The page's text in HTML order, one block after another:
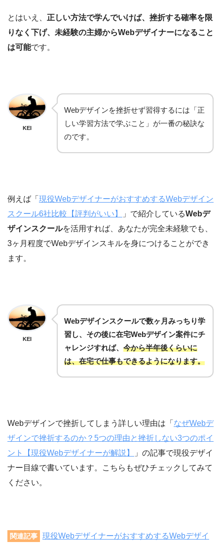
とはいえ、 正しい方法で学んでいけば、挫折する確率を限
りなく下げ、未経験の主婦からWebデザイナーになること
は可能です。
KEI
Webデザインを挫折せず習得するには「正
しい学習方法で学ぶこと」が一番の秘訣な
のです。
例えば「 現役WebデザイナーがおすすめするWebデザイン
スクール6社比較【評判がいい】
」で紹介しているWebデ
ザインスクールを活用すれば、あなたが完全未経験でも、
3ヶ月程度でWebデザインスキルを身につけることができ
ます。
KEI
Webデザインスクールで数ヶ月みっちり学
習し、その後に在宅Webデザイン案件にチ
ャレンジすれば、 今から半年後くらいに
は、在宅で仕事もできるようになります。
Webデザインで挫折してしまう詳しい理由は「 なぜWebデ
ザインで挫折するのか？5つの理由と挫折しない3つのポイ
ント【現役Webデザイナーが解説】
」の記事で現役デザイ
ナー目線で書いています。こちらもぜひチェックしてみて
ください。
関連記事 現役WebデザイナーがおすすめするWebデザイ